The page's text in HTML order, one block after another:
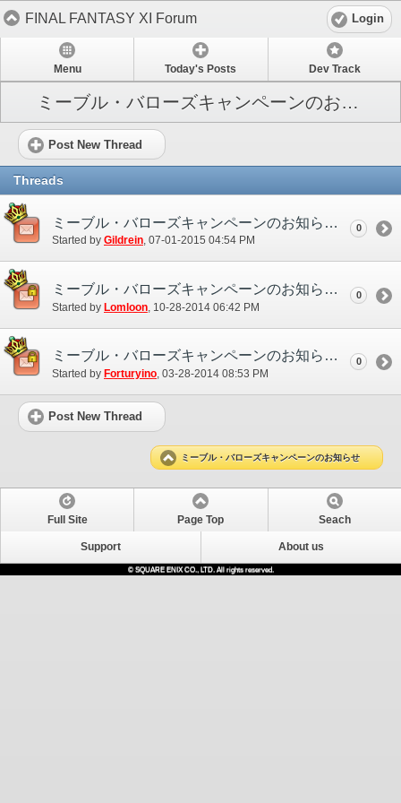
FINAL FANTASY XI Forum Login
Menu Today's Posts Dev Track
ミーブル・バローズキャンペーンのお知らせ
Post New Thread
Threads
ミーブル・バローズキャンペーンのお知らせ (2015/07/01)
Started by Gildrein‎, 07-01-2015 04:54 PM
0
ミーブル・バローズキャンペーンのお知らせ(2014/11/11)
Started by Lomloon ‎, 10-28-2014 06:42 PM
0
ミーブル・バローズキャンペーンのお知らせ（2014/04/11）
Started by Forturyino‎, 03-28-2014 08:53 PM
0
Post New Thread
ミーブル・バローズキャンペーンのお知らせ
Full Site Page Top Seach
Support About us
© SQUARE ENIX CO., LTD. All rights reserved.